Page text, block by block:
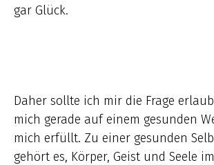
gar Glück.
Daher sollte ich mir die Frage
mich gerade auf einem gesunden
mich erfüllt. Zu einer gesunden
gehört es, Körper, Geist und Seele